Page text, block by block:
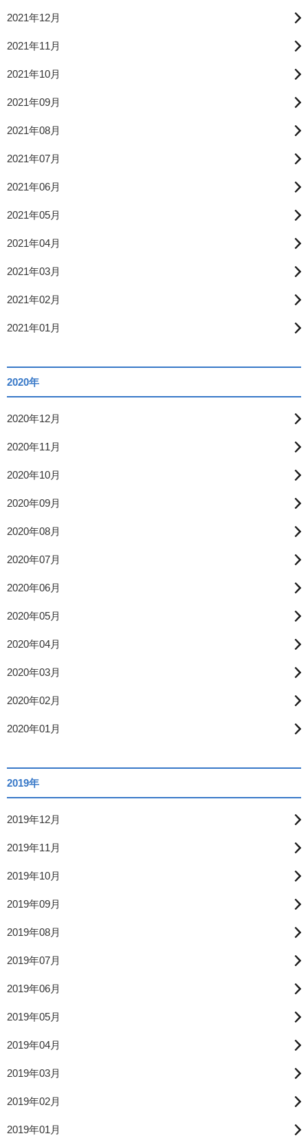
2021年12月
2021年11月
2021年10月
2021年09月
2021年08月
2021年07月
2021年06月
2021年05月
2021年04月
2021年03月
2021年02月
2021年01月
2020年
2020年12月
2020年11月
2020年10月
2020年09月
2020年08月
2020年07月
2020年06月
2020年05月
2020年04月
2020年03月
2020年02月
2020年01月
2019年
2019年12月
2019年11月
2019年10月
2019年09月
2019年08月
2019年07月
2019年06月
2019年05月
2019年04月
2019年03月
2019年02月
2019年01月